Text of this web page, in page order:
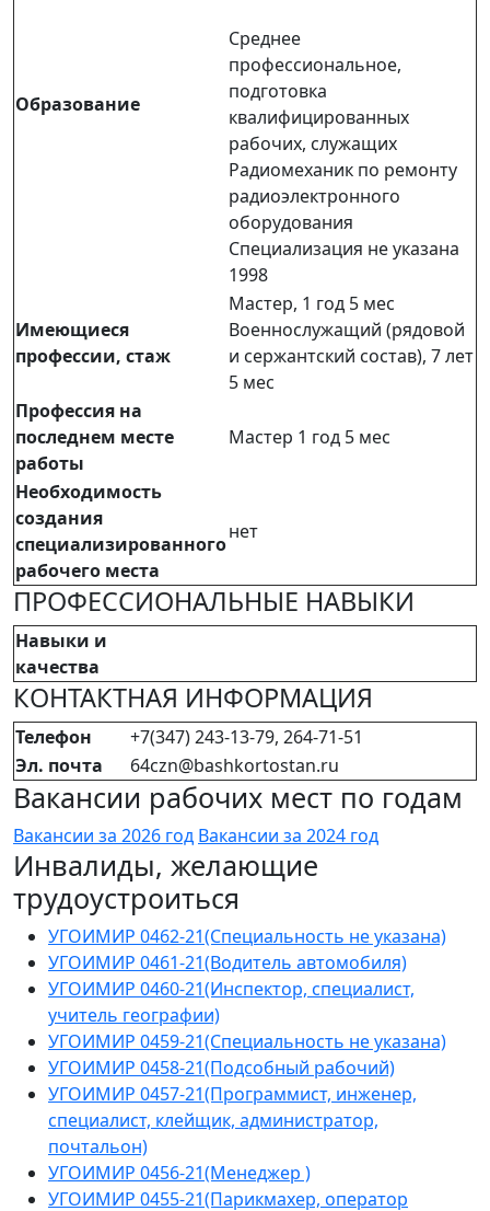
Образование
Среднее
профессиональное,
подготовка
квалифицированных
рабочих, служащих
Радиомеханик по ремонту
радиоэлектронного
оборудования
Специализация не указана
1998
Имеющиеся
профессии, стаж
Мастер, 1 год 5 мес
Военнослужащий (рядовой
и сержантский состав), 7 лет
5 мес
Профессия на
последнем месте
работы
Мастер 1 год 5 мес
Необходимость
создания
специализированного
рабочего места
нет
ПРОФЕССИОНАЛЬНЫЕ НАВЫКИ
Навыки и
качества
КОНТАКТНАЯ ИНФОРМАЦИЯ
Телефон
+7(347) 243-13-79, 264-71-51
Эл. почта
64czn@bashkortostan.ru
Вакансии рабочих мест по годам
Вакансии за 2026 год Вакансии за 2024 год
Инвалиды, желающие
трудоустроиться
УГОИМИР 0462-21(Специальность не указана)
УГОИМИР 0461-21(Водитель автомобиля)
УГОИМИР 0460-21(Инспектор, специалист,
учитель географии)
УГОИМИР 0459-21(Специальность не указана)
УГОИМИР 0458-21(Подсобный рабочий)
УГОИМИР 0457-21(Программист, инженер,
специалист, клейщик, администратор,
почтальон)
УГОИМИР 0456-21(Менеджер )
УГОИМИР 0455-21(Парикмахер, оператор